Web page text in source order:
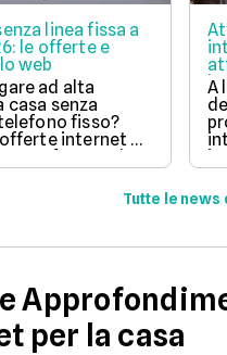
linea fissa a
le offerte e
web
ad alta
casa senza
fisso?
internet di
confrontando
e costi di
A
Tutte le news
per la casa